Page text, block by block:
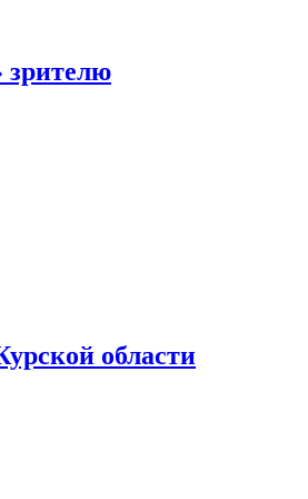
зрителю
области